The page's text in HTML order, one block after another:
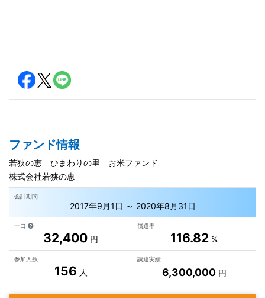
ファンド情報
若狭の恵 ひまわりの里 お米ファンド
株式会社若狭の恵
会計期間
2017年9月1日 ～ 2020年8月31日
一口
32,400 円
償還率
116.82 %
参加人数
156 人
調達実績
6,300,000円